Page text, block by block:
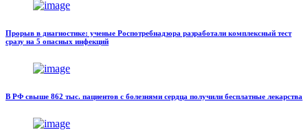
Прорыв в диагностике: ученые Роспотребнадзора разработали комплексный тест
сразу на 5 опасных инфекций
В РФ свыше 862 тыс. пациентов с болезнями сердца получили бесплатные лекарства